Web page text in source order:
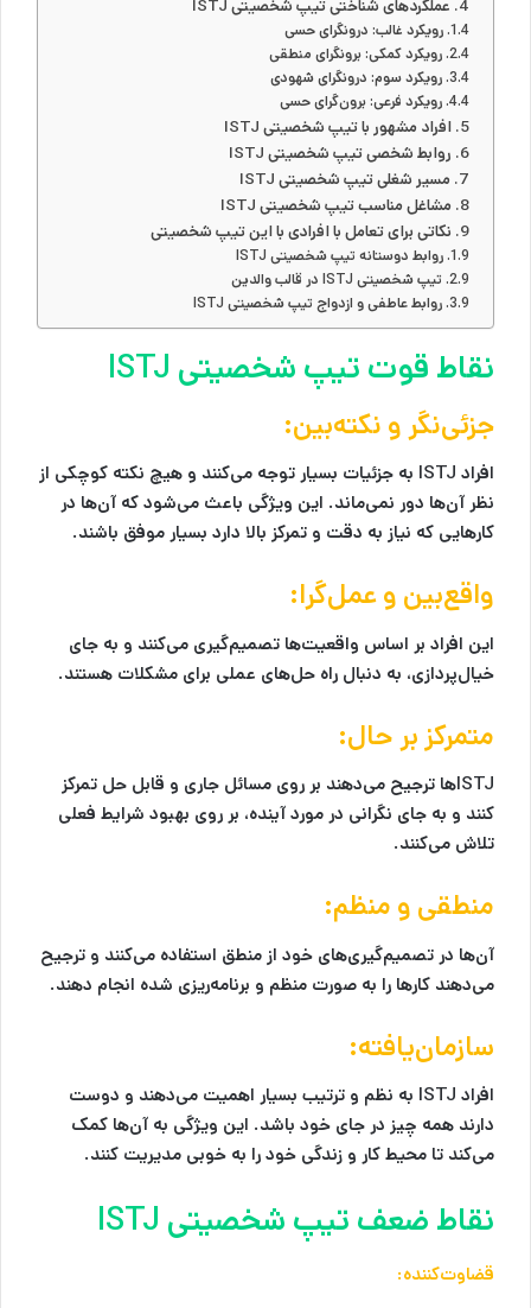
عملکردهای شناختی تیپ شخصیتی ISTJ
رویکرد غالب: درونگرای حسی
رویکرد کمکی: برونگرای منطقی
رویکرد سوم: درونگرای شهودی
رویکرد فرعی: برون‌گرای حسی
افراد مشهور با تیپ شخصیتی ISTJ
روابط شخصی تیپ شخصیتی ISTJ
مسیر شغلی تیپ شخصیتی ISTJ
مشاغل مناسب تیپ شخصیتی ISTJ
نکاتی برای تعامل با افرادی با این تیپ شخصیتی
روابط دوستانه تیپ شخصیتی ISTJ
تیپ شخصیتی ISTJ در قالب والدین
روابط عاطفی و ازدواج تیپ شخصیتی ISTJ
نقاط قوت تیپ شخصیتی ISTJ
جزئی‌نگر و نکته‌بین:
افراد ISTJ به جزئیات بسیار توجه می‌کنند و هیچ نکته کوچکی از
نظر آن‌ها دور نمی‌ماند. این ویژگی باعث می‌شود که آن‌ها در
کارهایی که نیاز به دقت و تمرکز بالا دارد بسیار موفق باشند.
واقع‌بین و عمل‌گرا:
این افراد بر اساس واقعیت‌ها تصمیم‌گیری می‌کنند و به جای
خیال‌پردازی، به دنبال راه حل‌های عملی برای مشکلات هستند.
متمرکز بر حال:
ISTJها ترجیح می‌دهند بر روی مسائل جاری و قابل حل تمرکز
کنند و به جای نگرانی در مورد آینده، بر روی بهبود شرایط فعلی
تلاش می‌کنند.
منطقی و منظم:
آن‌ها در تصمیم‌گیری‌های خود از منطق استفاده می‌کنند و ترجیح
می‌دهند کارها را به صورت منظم و برنامه‌ریزی شده انجام دهند.
سازمان‌یافته:
افراد ISTJ به نظم و ترتیب بسیار اهمیت می‌دهند و دوست
دارند همه چیز در جای خود باشد. این ویژگی به آن‌ها کمک
می‌کند تا محیط کار و زندگی خود را به خوبی مدیریت کنند.
نقاط ضعف تیپ شخصیتی ISTJ
قضاوت‌کننده: